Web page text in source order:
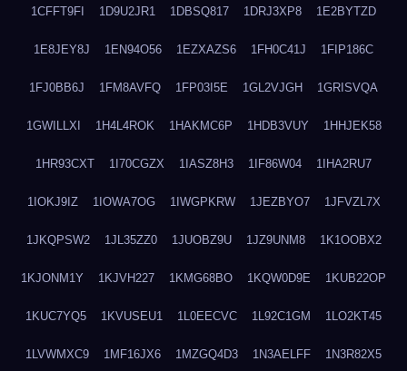
1CFFT9FI 1D9U2JR1 1DBSQ817 1DRJ3XP8 1E2BYTZD
1E8JEY8J 1EN94O56 1EZXAZS6 1FH0C41J 1FIP186C
1FJ0BB6J 1FM8AVFQ 1FP03I5E 1GL2VJGH 1GRISVQA
1GWILLXI 1H4L4ROK 1HAKMC6P 1HDB3VUY 1HHJEK58
1HR93CXT 1I70CGZX 1IASZ8H3 1IF86W04 1IHA2RU7
1IOKJ9IZ 1IOWA7OG 1IWGPKRW 1JEZBYO7 1JFVZL7X
1JKQPSW2 1JL35ZZ0 1JUOBZ9U 1JZ9UNM8 1K1OOBX2
1KJONM1Y 1KJVH227 1KMG68BO 1KQW0D9E 1KUB22OP
1KUC7YQ5 1KVUSEU1 1L0EECVC 1L92C1GM 1LO2KT45
1LVWMXC9 1MF16JX6 1MZGQ4D3 1N3AELFF 1N3R82X5